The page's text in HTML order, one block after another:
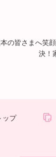
の皆さまへ笑
決！
ップ